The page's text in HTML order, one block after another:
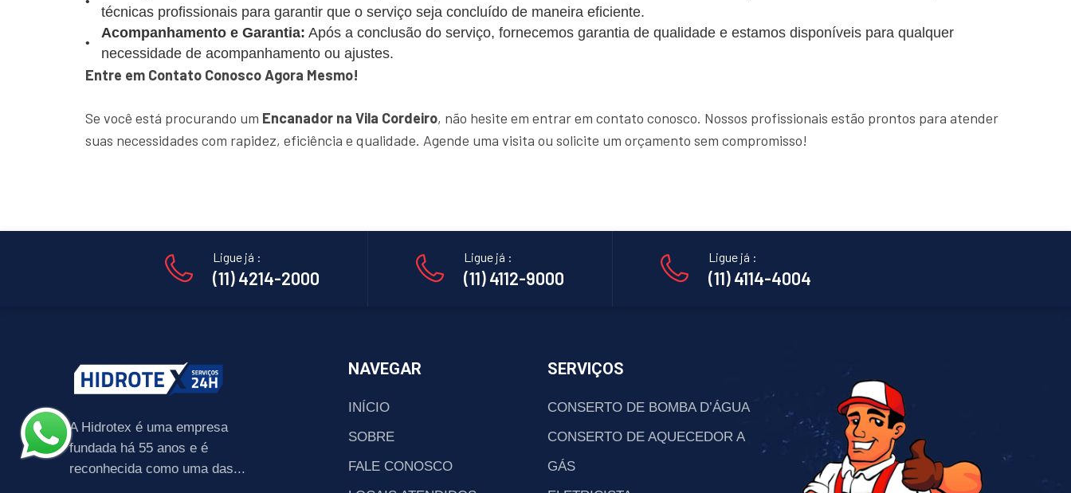
técnicas profissionais para garantir que o serviço seja concluído de maneira eficiente.
Acompanhamento e Garantia: Após a conclusão do serviço, fornecemos garantia de qualidade e estamos disponíveis para qualquer
necessidade de acompanhamento ou ajustes.
Entre em Contato Conosco Agora Mesmo!
Se você está procurando um Encanador na Vila Cordeiro, não hesite em entrar em contato conosco. Nossos profissionais estão prontos para atender
suas necessidades com rapidez, eficiência e qualidade. Agende uma visita ou solicite um orçamento sem compromisso!
Ligue já :
(11) 4214-2000
Ligue já :
(11) 4112-9000
Ligue já :
(11) 4114-4004
A Hidrotex é uma empresa
fundada há 55 anos e é
reconhecida como uma das...
NAVEGAR
INÍCIO
SOBRE
FALE CONOSCO
SERVIÇOS
CONSERTO DE BOMBA D’ÁGUA
CONSERTO DE AQUECEDOR A
GÁS